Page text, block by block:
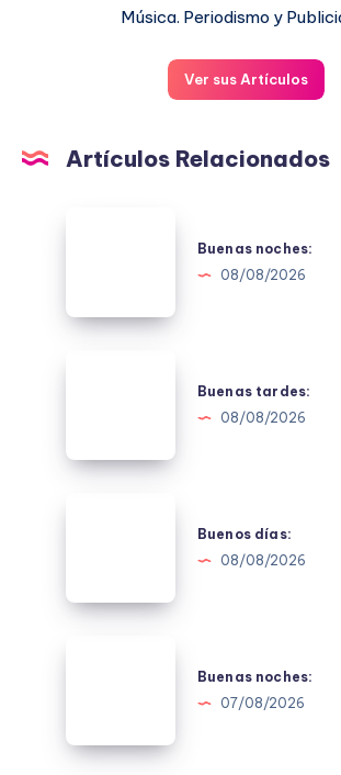
Música. Periodismo y
Ver sus Artículos
Artículos Relacionados
Buenas noches:
08/08/2026
Buenas tardes:
08/08/2026
Buenos días:
08/08/2026
Buenas noches:
07/08/2026